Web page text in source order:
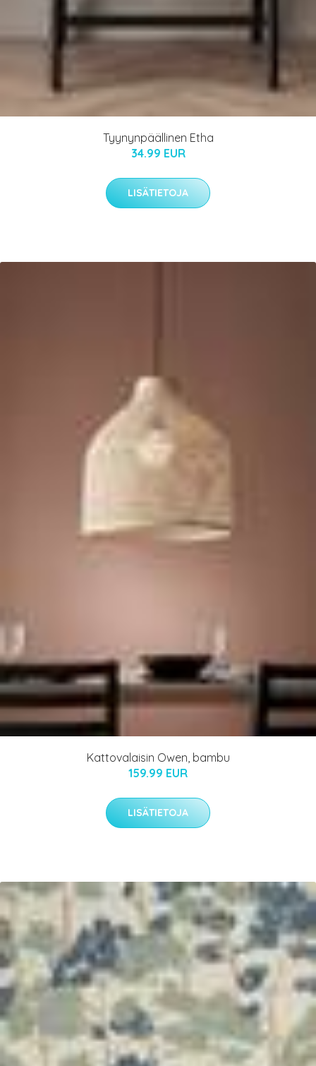
Tyynynpäällinen Etha
34.99 EUR
LISÄTIETOJA
Kattovalaisin Owen, bambu
159.99 EUR
LISÄTIETOJA